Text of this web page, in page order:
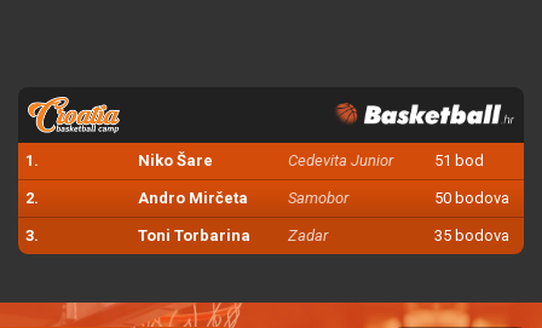
1. Niko Šare Cedevita Junior 51 bod
2. Andro Mirčeta Samobor 50 bodova
3. Toni Torbarina Zadar 35 bodova